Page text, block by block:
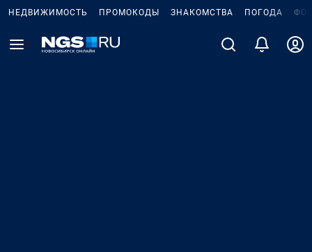
НЕДВИЖИМОСТЬ ПРОМОКОДЫ ЗНАКОМСТВА ПОГОДА